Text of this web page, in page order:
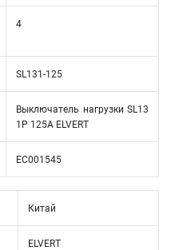
4
SL131-125
Выключатель нагрузки SL13
1Р 125А ELVERT
EC001545
Китай
ELVERT